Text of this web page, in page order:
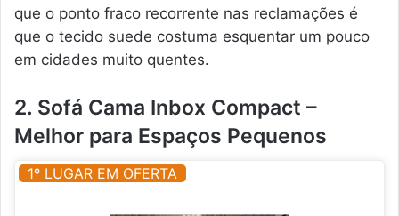
que o ponto fraco recorrente nas reclamações é
que o tecido suede costuma esquentar um pouco
em cidades muito quentes.
2. Sofá Cama Inbox Compact –
Melhor para Espaços Pequenos
1º LUGAR EM OFERTA